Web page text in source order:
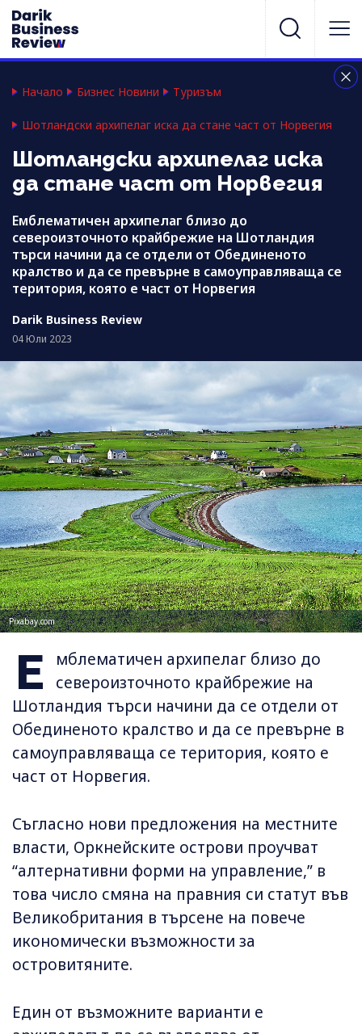
Начало Бизнес Новини Туризъм
Шотландски архипелаг иска да стане част от Норвегия
Шотландски архипелаг иска
да стане част от Норвегия
Емблематичен архипелаг близо до
североизточното крайбрежие на Шотландия
търси начини да се отдели от Обединеното
кралство и да се превърне в самоуправляваща се
територия, която е част от Норвегия
Darik Business Review
04 Юли 2023
Pixabay.com
Е
мблематичен архипелаг близо до
североизточното крайбрежие на
Шотландия търси начини да се отдели от
Обединеното кралство и да се превърне в
самоуправляваща се територия, която е
част от Норвегия.
Съгласно нови предложения на местните
власти, Оркнейските острови проучват
“алтернативни форми на управление,” в
това число смяна на правния си статут във
Великобритания в търсене на повече
икономически възможности за
островитяните.
Един от възможните варианти е